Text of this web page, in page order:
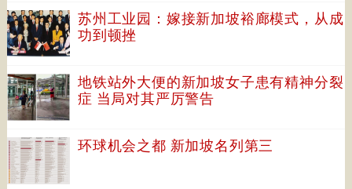
苏州工业园：嫁接新加坡裕廊模式，从成
功到顿挫
地铁站外大便的新加坡女子患有精神分裂
症 当局对其严厉警告
环球机会之都 新加坡名列第三